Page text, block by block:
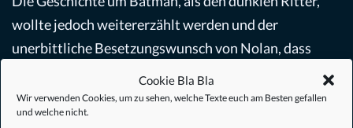
Cookie Bla Bla
Wir verwenden Cookies, um zu sehen, welche Texte euch am Besten gefallen
und welche nicht.
wollte jedoch weitererzählt werden und der
unerbittliche Besetzungswunsch von Nolan, dass
Warner Bros.abgesegnet. Der überraschende Tod
Ledgers vor dem Kinostart erzeugte eine